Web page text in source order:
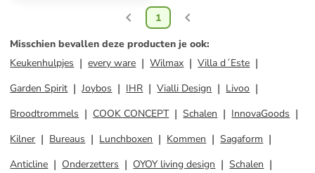
1
Misschien bevallen deze producten je ook:
Keukenhulpjes
every ware Wilmax
Villa d´Este
Garden Spirit
Joybos IHR Vialli Design
Livoo
Broodtrommels
COOK CONCEPT Schalen
InnovaGoods
Kilner
Bureaus Lunchboxen Kommen
Sagaform
Anticline
Onderzetters OYOY living design
Schalen